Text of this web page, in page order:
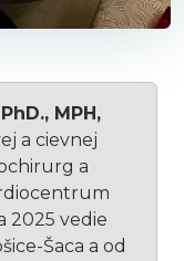
MPH,
a cievnej
a
2025 vedie
Šaca a od